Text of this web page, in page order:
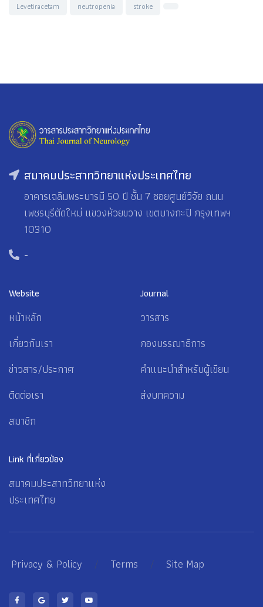
Levetiracetam
neutropenia stroke
สมาคมประสาทวิทยาแห่งประเทศไทย
อาคารเฉลิมพระบารมี 50 ปี ชั้น 7 ซอยศูนย์วิจัย ถนน
เพชรบุรีตัดใหม่ แขวงห้วยขวาง เขตบางกะปิ กรุงเทพฯ
10310
-
Website
หน้าหลัก
เกี่ยวกับเรา
ข่าวสาร/ประกาศ
ติดต่อเรา
สมาชิก
Journal
วารสาร
กองบรรณาธิการ
คำแนะนำสำหรับผู้เขียน
ส่งบทความ
Link ที่เกี่ยวข้อง
สมาคมประสาทวิทยาแห่ง
ประเทศไทย
Privacy & Policy / Terms / Site Map